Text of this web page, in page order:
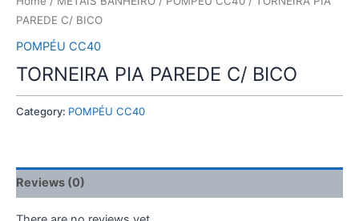
PAREDE C/ BICO
POMPÉU CC40
TORNEIRA PIA PAREDE C/ BICO
Category: POMPÉU CC40
Reviews (0)